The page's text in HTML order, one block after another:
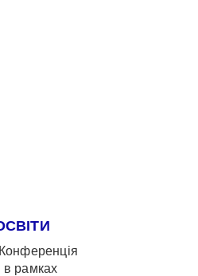
в рамках